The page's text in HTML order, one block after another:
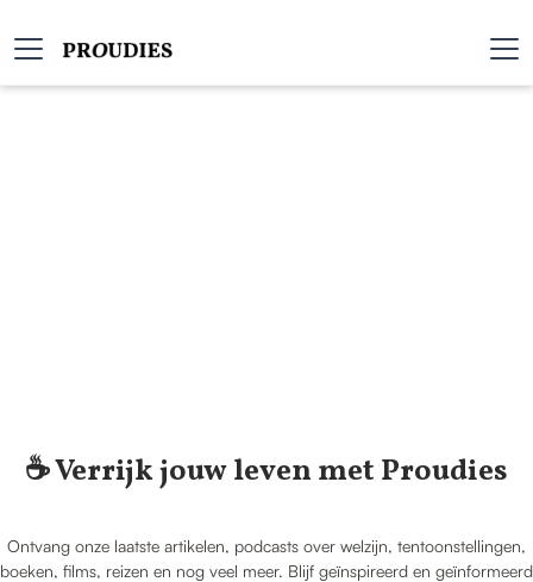
☕️ Verrijk jouw leven met Proudies
Ontvang onze laatste artikelen, podcasts over welzijn, tentoonstellingen,
boeken, films, reizen en nog veel meer. Blijf geïnspireerd en geïnformeerd